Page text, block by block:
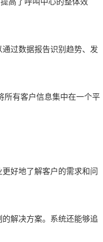
过数据报告识别趋势、发
所有客户信息集中在一个平
好地了解客户的需求和问
解决方案。系统还能够追